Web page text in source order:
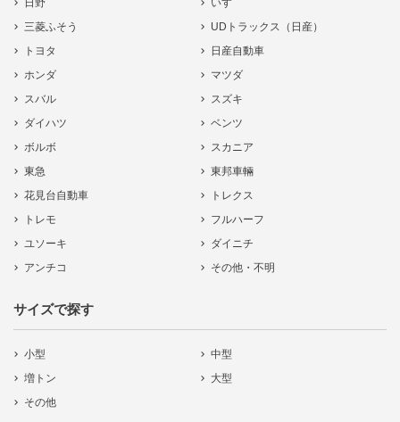
日野
いすゞ
三菱ふそう
UDトラックス（日産）
トヨタ
日産自動車
ホンダ
マツダ
スバル
スズキ
ダイハツ
ベンツ
ボルボ
スカニア
東急
東邦車輛
花見台自動車
トレクス
トレモ
フルハーフ
ユソーキ
ダイニチ
アンチコ
その他・不明
サイズで探す
小型
中型
増トン
大型
その他